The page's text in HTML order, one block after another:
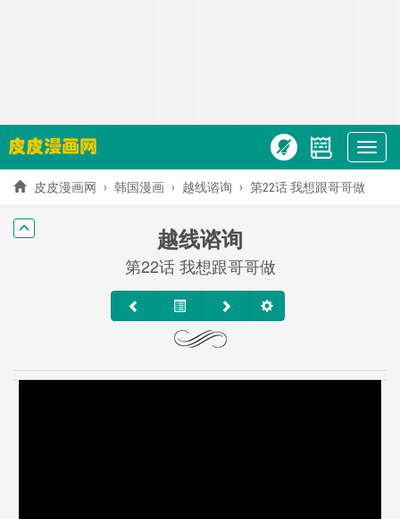
Show
menu
皮皮漫画网 韩国漫画 越线谘询 第22话 我想跟哥哥做
越线谘询
第22话 我想跟哥哥做